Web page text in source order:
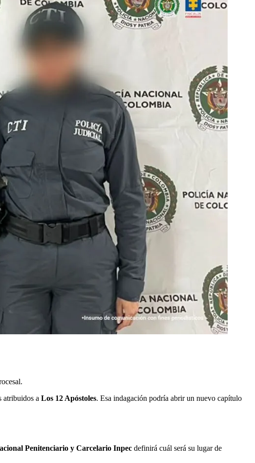
atribuidos a Los 12 Apóstoles. Esa indagación podría abrir un nuevo capítulo
Penitenciario y Carcelario Inpec definirá cuál será su lugar de